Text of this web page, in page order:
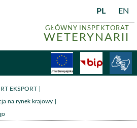
GŁÓWNY INSPEKTORAT
WETERYNARII
PL EN
BiP
EKSPORT
na rynek krajowy